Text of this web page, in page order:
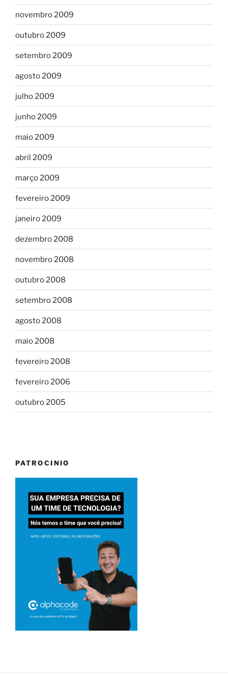
novembro 2009
outubro 2009
setembro 2009
agosto 2009
julho 2009
junho 2009
maio 2009
abril 2009
março 2009
fevereiro 2009
janeiro 2009
dezembro 2008
novembro 2008
outubro 2008
setembro 2008
agosto 2008
maio 2008
fevereiro 2008
fevereiro 2006
outubro 2005
PATROCINIO